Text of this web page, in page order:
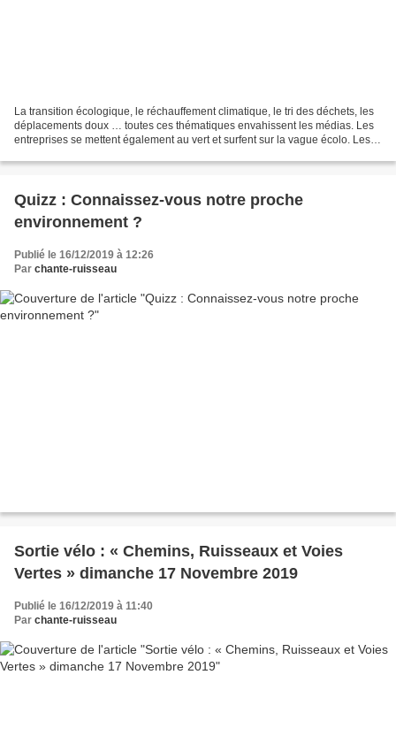
La transition écologique, le réchauffement climatique, le tri des déchets, les
déplacements doux … toutes ces thématiques envahissent les médias. Les
entreprises se mettent également au vert et surfent sur la vague écolo. Les
Quizz : Connaissez-vous notre proche
environnement ?
Publié le 16/12/2019 à 12:26
Par chante-ruisseau
Sortie vélo : « Chemins, Ruisseaux et Voies
Vertes » dimanche 17 Novembre 2019
Publié le 16/12/2019 à 11:40
Par chante-ruisseau